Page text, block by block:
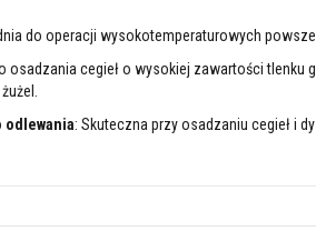
do operacji wysokotemperaturowych
osadzania cegieł o wysokiej zawartości
odlewania: Skuteczna przy osadzaniu cegieł i